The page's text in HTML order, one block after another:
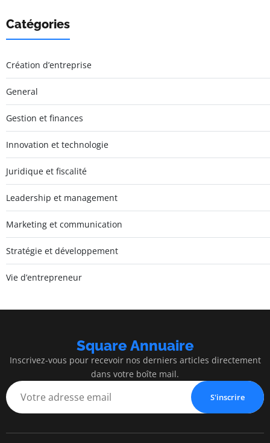
Catégories
Création d’entreprise
General
Gestion et finances
Innovation et technologie
Juridique et fiscalité
Leadership et management
Marketing et communication
Stratégie et développement
Vie d’entrepreneur
Square Annuaire
Inscrivez-vous pour recevoir nos derniers articles directement
dans votre boîte mail.
S'inscrire